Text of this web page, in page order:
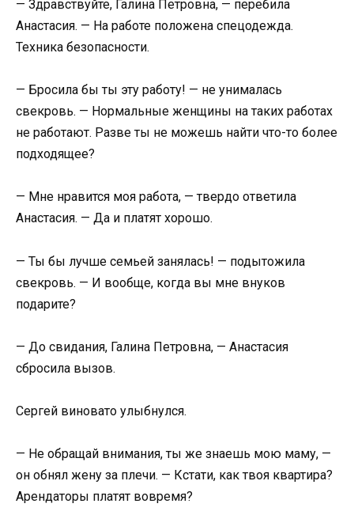
— Здравствуйте, Галина Петровна, — перебила
Анастасия. — На работе положена спецодежда.
Техника безопасности.
— Бросила бы ты эту работу! — не унималась
свекровь. — Нормальные женщины на таких работах
не работают. Разве ты не можешь найти что-то более
подходящее?
— Мне нравится моя работа, — твердо ответила
Анастасия. — Да и платят хорошо.
— Ты бы лучше семьей занялась! — подытожила
свекровь. — И вообще, когда вы мне внуков
подарите?
— До свидания, Галина Петровна, — Анастасия
сбросила вызов.
Сергей виновато улыбнулся.
— Не обращай внимания, ты же знаешь мою маму, —
он обнял жену за плечи. — Кстати, как твоя квартира?
Арендаторы платят вовремя?